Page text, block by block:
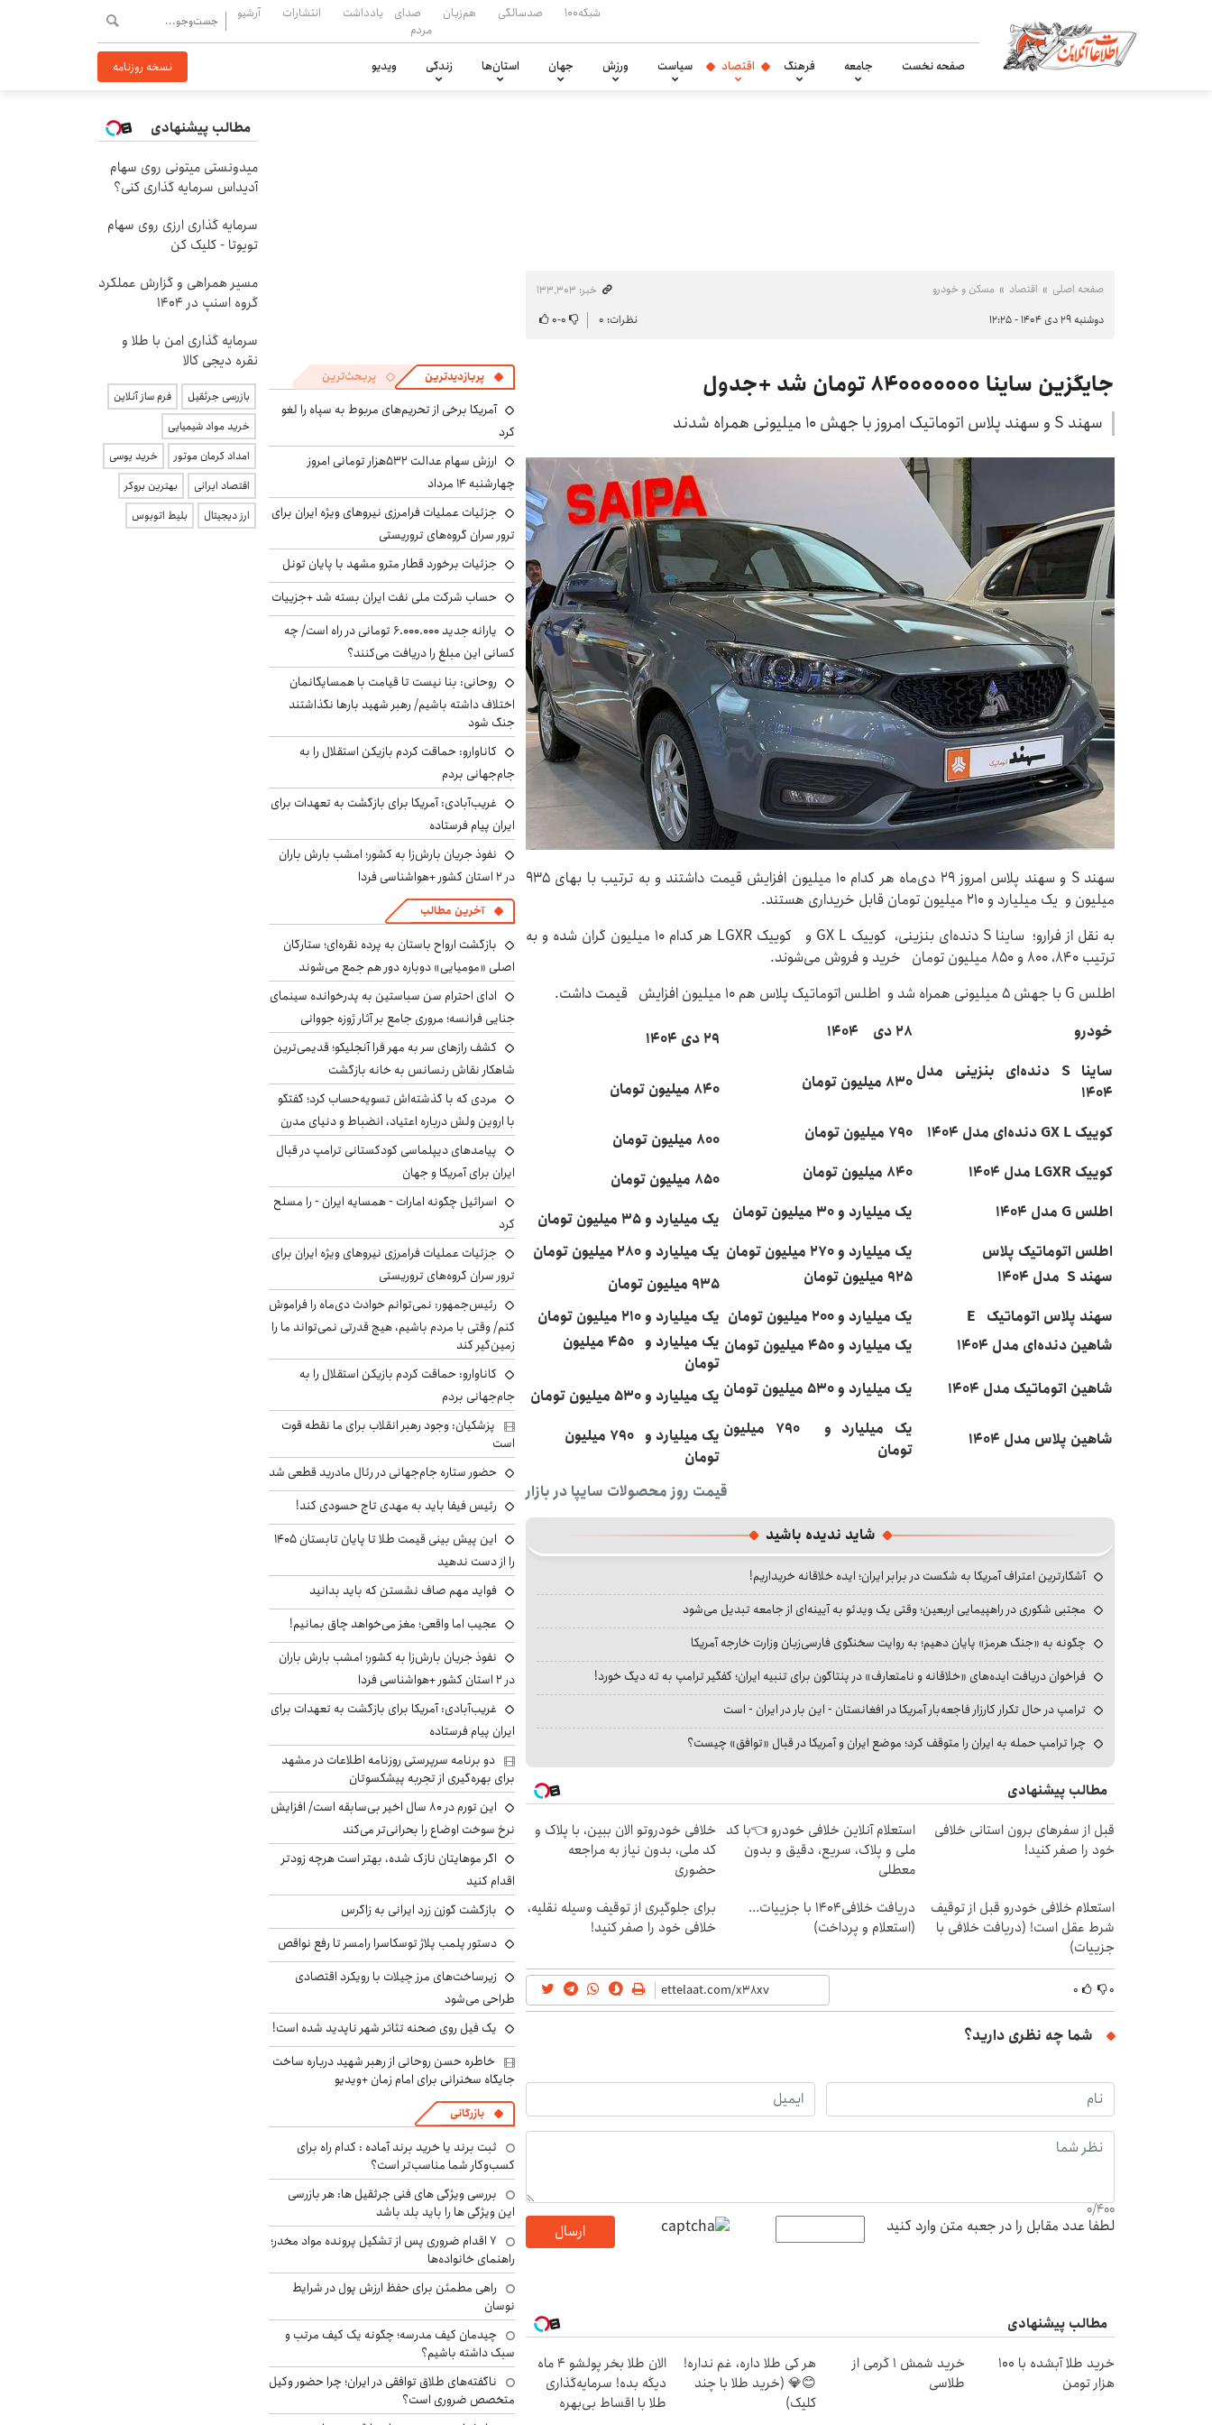
شبکه۱۰۰ صدسالگی هم‌زبان
صدای
مردم
یادداشت انتشارات آرشیو
صفحه نخست جامعه فرهنگ اقتصاد سیاست ورزش جهان استان‌ها زندگی ویدیو نسخه روزنامه
صفحه اصلی اقتصاد مسکن و خودرو
خبر: ۱۳۳٬۳۰۳
دوشنبه ۲۹ دی ۱۴۰۴ - ۱۲:۲۵
نظرات: ۰ ۰-۰
جایگزین ساینا ۸۴۰۰۰۰۰۰۰ تومان شد +جدول
سهند S و سهند پلاس اتوماتیک امروز با جهش ۱۰ میلیونی همراه شدند
سهند S و سهند پلاس امروز ۲۹ دی‌ماه هر کدام ۱۰ میلیون افزایش قیمت داشتند و به ترتیب با بهای ۹۳۵
میلیون و یک میلیارد و ۲۱۰ میلیون تومان قابل خریداری هستند.
به نقل از فرارو؛ ساینا S دنده‌ای بنزینی، کوییک GX L و کوییک LGXR هر کدام ۱۰ میلیون گران شده و به
ترتیب ۸۴۰، ۸۰۰ و ۸۵۰ میلیون تومان خرید و فروش می‌شوند.
اطلس G با جهش ۵ میلیونی همراه شد و اطلس اتوماتیک پلاس هم ۱۰ میلیون افزایش قیمت داشت.
قیمت روز محصولات سایپا در بازار
خودرو ۲۸ دی ۱۴۰۴
۲۹ دی ۱۴۰۴
ساینا S دنده‌ای بنزینی مدل
۱۴۰۴
۸۳۰ میلیون تومان
۸۴۰ میلیون تومان
کوییک GX L دنده‌ای مدل ۱۴۰۴
۷۹۰ میلیون تومان
۸۰۰ میلیون تومان
کوییک LGXR مدل ۱۴۰۴
۸۴۰ میلیون تومان
۸۵۰ میلیون تومان
اطلس G مدل ۱۴۰۴
یک میلیارد و ۳۰ میلیون تومان
یک میلیارد و ۳۵ میلیون تومان
اطلس اتوماتیک پلاس
یک میلیارد و ۲۷۰ میلیون تومان
یک میلیارد و ۲۸۰ میلیون تومان
سهند S مدل ۱۴۰۴
۹۲۵ میلیون تومان
۹۳۵ میلیون تومان
سهند پلاس اتوماتیک E
یک میلیارد و ۲۰۰ میلیون تومان
یک میلیارد و ۲۱۰ میلیون تومان
شاهین دنده‌ای مدل ۱۴۰۴
یک میلیارد و ۴۵۰ میلیون تومان
یک میلیارد و ۴۵۰ میلیون
تومان
شاهین اتوماتیک مدل ۱۴۰۴
یک میلیارد و ۵۳۰ میلیون تومان
یک میلیارد و ۵۳۰ میلیون تومان
شاهین پلاس مدل ۱۴۰۴
یک میلیارد و ۷۹۰ میلیون
تومان
یک میلیارد و ۷۹۰ میلیون
تومان
شاید ندیده باشید
آشکارترین اعتراف آمریکا به شکست در برابر ایران؛ ایده خلاقانه خریداریم!
مجتبی شکوری در راهپیمایی اربعین؛ وقتی یک ویدئو به آیینه‌ای از جامعه تبدیل می‌شود
چگونه به «جنگ هرمز» پایان دهیم؛ به روایت سخنگوی فارسی‌زبان وزارت خارجه آمریکا
فراخوان دریافت ایده‌های «خلاقانه و نامتعارف» در پنتاگون برای تنبیه ایران؛ کفگیر ترامپ به ته دیگ خورد!
ترامپ در حال تکرار کارزار فاجعه‌بار آمریکا در افغانستان - این بار در ایران - است
چرا ترامپ حمله به ایران را متوقف کرد؛ موضع ایران و آمریکا در قبال «توافق» چیست؟
مطالب پیشنهادی
قبل از سفرهای برون استانی خلافی
خود را صفر کنید!
استعلام آنلاین خلافی خودرو 👈با کد
ملی و پلاک، سریع، دقیق و بدون
معطلی
خلافی خودروتو الان ببین، با پلاک و
کد ملی، بدون نیاز به مراجعه
حضوری
استعلام خلافی خودرو قبل از توقیف
شرط عقل است! (دریافت خلافی با
جزییات)
دریافت خلافی۱۴۰۴ با جزییات...
(استعلام و پرداخت)
برای جلوگیری از توقیف وسیله نقلیه،
خلافی خود را صفر کنید!
۰ ۰
شما چه نظری دارید؟
0/400
لطفا عدد مقابل را در جعبه متن وارد کنید ارسال
مطالب پیشنهادی
خرید طلا آبشده با 100
هزار تومن
خرید شمش 1 گرمی از
طلاسی
هر کی طلا داره، غم نداره!
😊💎 (خرید طلا با چند
کلیک)
الان طلا بخر پولشو 4 ماه
دیگه بده! سرمایه‌گذاری
طلا با اقساط بی‌بهره
پربازدیدترین پربحث‌ترین
آمریکا برخی از تحریم‌های مربوط به سپاه را لغو
کرد
ارزش سهام عدالت ۵۳۲هزار تومانی امروز
چهارشنبه ۱۴ مرداد
جزئیات عملیات فرامرزی نیروهای ویژه ایران برای
ترور سران گروه‌های تروریستی
جزئیات برخورد قطار مترو مشهد با پایان تونل
حساب‌ شرکت ملی نفت ایران بسته شد +جزییات
یارانه جدید ۶.۰۰۰.۰۰۰ تومانی در راه است/ چه
کسانی این مبلغ را دریافت می‌کنند؟
روحانی: بنا نیست تا قیامت با همسایگانمان
اختلاف داشته باشیم/ رهبر شهید بارها نگذاشتند
جنگ شود
کاناوارو: حماقت کردم بازیکن استقلال را به
جام‌جهانی بردم
غریب‌آبادی: آمریکا برای بازگشت به تعهدات برای
ایران پیام فرستاده
نفوذ جریان بارش‌زا به کشور؛ امشب بارش باران
در ۲ استان کشور +هواشناسی فردا
آخرین مطالب
بازگشت ارواح باستان به پرده نقره‌ای؛ ستارگان
اصلی «مومیایی» دوباره دور هم جمع می‌شوند
ادای احترام سن سباستین به پدرخوانده سینمای
جنایی فرانسه؛ مروری جامع بر آثار ژوزه جووانی
کشف رازهای سر به مهر فرا آنجلیکو؛ قدیمی‌ترین
شاهکار نقاش رنسانس به خانه بازگشت
مردی که با گذشته‌اش تسویه‌حساب کرد؛ گفتگو
با اروین ولش درباره اعتیاد، انضباط و دنیای مدرن
پیامدهای دیپلماسی کودکستانی ترامپ در قبال
ایران برای آمریکا و جهان
اسرائیل چگونه امارات - همسایه ایران - را مسلح
کرد
جزئیات عملیات فرامرزی نیروهای ویژه ایران برای
ترور سران گروه‌های تروریستی
رئیس‌جمهور: نمی‌توانم حوادث دی‌ماه را فراموش
کنم/ وقتی با مردم باشیم، هیچ قدرتی نمی‌تواند ما را
زمین‌گیر کند
کاناوارو: حماقت کردم بازیکن استقلال را به
جام‌جهانی بردم
پزشکیان: وجود رهبر انقلاب برای ما نقطه قوت
است
حضور ستاره جام‌جهانی در رئال مادرید قطعی شد
رئیس فیفا باید به مهدی تاج حسودی کند!
این پیش بینی قیمت طلا تا پایان تابستان ۱۴۰۵
را از دست ندهید
فواید مهم صاف نشستن که باید بدانید
عجیب اما واقعی؛ مغز می‌خواهد چاق بمانیم!
نفوذ جریان بارش‌زا به کشور؛ امشب بارش باران
در ۲ استان کشور +هواشناسی فردا
غریب‌آبادی: آمریکا برای بازگشت به تعهدات برای
ایران پیام فرستاده
دو برنامه سرپرستی روزنامه اطلاعات در مشهد
برای بهره‌گیری از تجربه پیشکسوتان
این تورم در ۸۰ سال اخیر بی‌سابقه است/ افزایش
نرخ سوخت اوضاع را بحرانی‌تر می‌کند
اگر موهایتان نازک شده، بهتر است هرچه زودتر
اقدام کنید
بازگشت گوزن زرد ایرانی به زاگرس
دستور پلمب پلاژ توسکاسرا رامسر تا رفع نواقص
زیرساخت‌های مرز چیلات با رویکرد اقتصادی
طراحی می‌شود
یک فیل روی صحنه تئاتر شهر ناپدید شده است!
خاطره حسن روحانی از رهبر شهید درباره ساخت
جایگاه سخنرانی برای امام زمان +ویدیو
بازرگانی
ثبت برند یا خرید برند آماده : کدام راه برای
کسب‌وکار شما مناسب‌تر است؟
بررسی ویژگی های فنی جرثقیل ها: هر بازرسی
این ویژگی ها را باید بلد باشد
۷ اقدام ضروری پس از تشکیل پرونده مواد مخدر؛
راهنمای خانواده‌ها
راهی مطمئن برای حفظ ارزش پول در شرایط
نوسان
چیدمان کیف مدرسه؛ چگونه یک کیف مرتب و
سبک داشته باشیم؟
ناگفته‌های طلاق توافقی در ایران؛ چرا حضور وکیل
متخصص ضروری است؟
مطالب پیشنهادی
میدونستی میتونی روی سهام
آدیداس سرمایه گذاری کنی؟
سرمایه گذاری ارزی روی سهام
تویوتا - کلیک کن
مسیر همراهی و گزارش عملکرد
گروه اسنپ در ۱۴۰۴
سرمایه گذاری امن با طلا و
نقره دیجی کالا
بازرسی جرثقیل
فرم ساز آنلاین
خرید مواد شیمیایی
امداد کرمان موتور
خرید یوسی
اقتصاد ایرانی
بهترین بروکر
ارز دیجیتال
بلیط اتوبوس